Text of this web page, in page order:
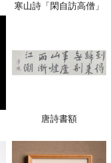
寒山詩「閑自訪高僧」
唐詩書額